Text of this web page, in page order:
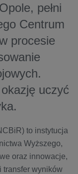
pełni
Centrum
procesie
uczyć
to instytucja
Wyższego,
oraz innowacje,
transfer wyników